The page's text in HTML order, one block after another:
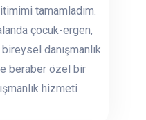
tamamladım.
çocuk-ergen,
danışmanlık
beraber özel bir
hizmeti